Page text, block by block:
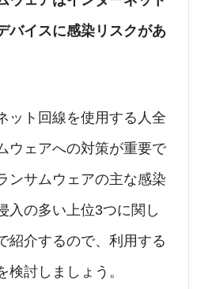
バイスに感染リスクがあ
ット回線を使用する人全
ウェアへの対策が重要で
ンサムウェアの主な感染
入の多い上位3つに関し
紹介するので、利用する
討しましょう。